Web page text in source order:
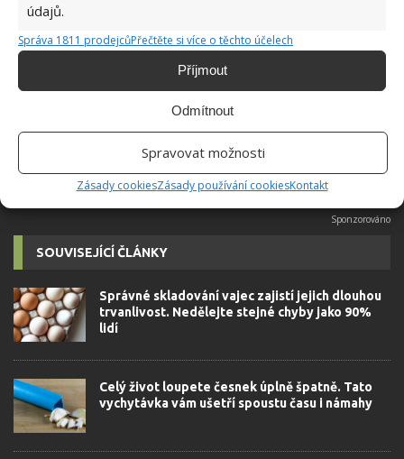
údajů.
Správa 1811 prodejcůPřečtěte si více o těchto účelech
Příjmout
Odmítnout
Spravovat možnosti
Zásady cookiesZásady používání cookiesKontakt
Absolvent České zemědělské
univerzity, který je již od malička
velkým kutilem. V podstatě vše, co je
možné najít v j...
SOUVISEJÍCÍ ČLÁNKY
Správné skladování vajec zajistí jejich dlouhou
trvanlivost. Nedělejte stejné chyby jako 90%
lidí
Celý život loupete česnek úplně špatně. Tato
vychytávka vám ušetří spoustu času i námahy